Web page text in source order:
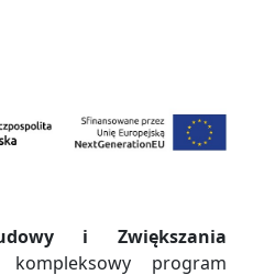
i Zwiększania
program